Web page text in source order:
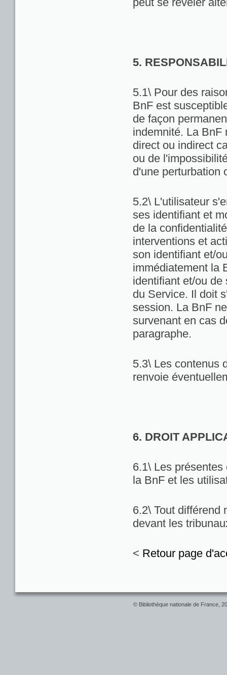
5.
5.1\ Pour des
BnF est
de façon
indemnité. La BnF
direct ou indirect
ou de
d'une perturbation
5.2\ L'utilisateur
ses identifiant et
de la
interventions et
son identifiant et/
immédiatement la
identifiant et/ou
du Service. Il doit
session. La BnF
survenant en cas
paragraphe.
5.3\ Les contenus
renvoie
6. DROIT
6.1\ Les
la BnF et les
6.2\ Tout différend
devant les
< Retour page
© Bibliothèque nationale de France,